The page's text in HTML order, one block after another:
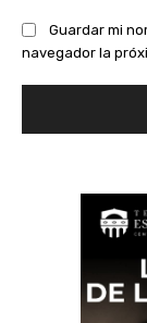
Guardar mi
navegador la